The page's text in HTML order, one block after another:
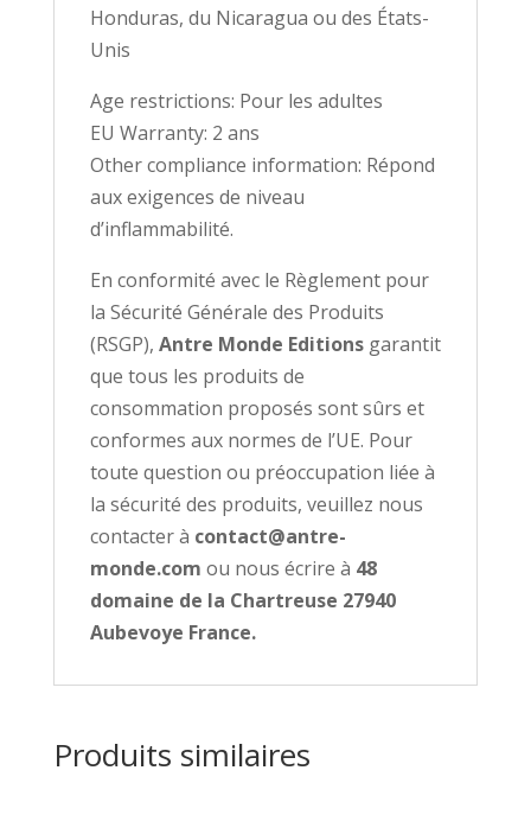
Honduras, du Nicaragua ou des États-
Unis
Age restrictions: Pour les adultes
EU Warranty: 2 ans
Other compliance information: Répond
aux exigences de niveau
d’inflammabilité.
En conformité avec le Règlement pour
la Sécurité Générale des Produits
(RSGP), Antre Monde Editionsgarantit
que tous les produits de
consommation proposés sont sûrs et
conformes aux normes de l’UE. Pour
toute question ou préoccupation liée à
la sécurité des produits, veuillez nous
contacter à contact@antre-
monde.com ou nous écrire à 48
domaine de la Chartreuse 27940
Aubevoye France.
Produits similaires